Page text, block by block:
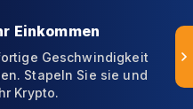
Einkommen
Geschwindigkeit
Stapeln Sie sie und
Krypto.